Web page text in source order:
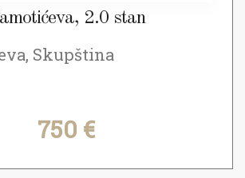
2.0 stan
Skupština
750 €